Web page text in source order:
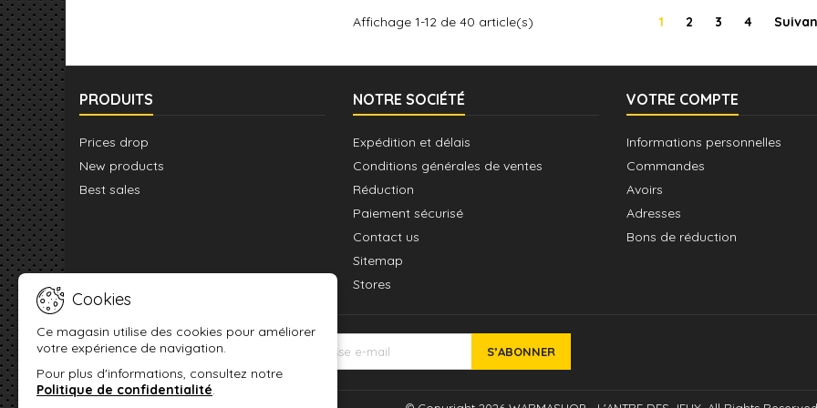
Affichage 1-12 de 40 article(s) 1 2 3 4
PRODUITS
Prices drop
New products
Best sales
NOTRE SOCIÉTÉ
Expédition et délais
Conditions générales de ventes
Réduction
Paiement sécurisé
Contact us
Sitemap
Stores
VOTRE COMPTE
Informations personnelles
Commandes
Avoirs
Adresses
Bons de réduction
Cookies
Ce magasin utilise des cookies pour améliorer
votre expérience de navigation.
Pour plus d'informations, consultez notre
Politique de confidentialité.
LETTRE D'INFORMATIONS